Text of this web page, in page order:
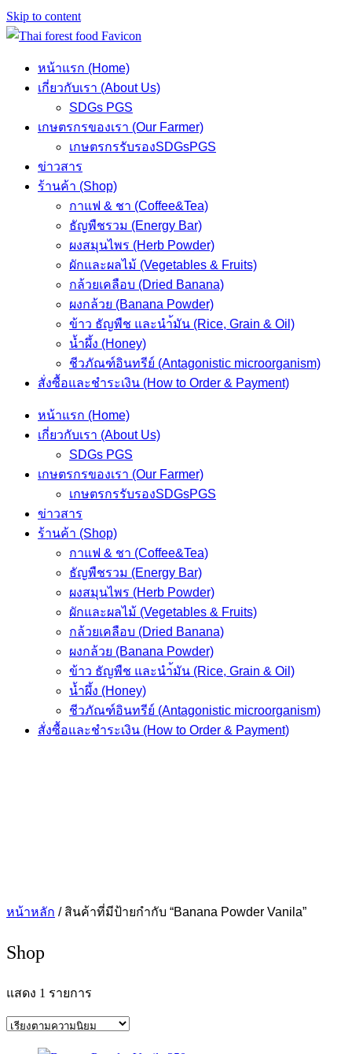
Skip to content
หน้าแรก (Home)
เกี่ยวกับเรา (About Us)
SDGs PGS
เกษตรกรของเรา (Our Farmer)
เกษตรกรรับรองSDGsPGS
ข่าวสาร
ร้านค้า (Shop)
กาแฟ & ชา (Coffee&Tea)
ธัญพืชรวม (Energy Bar)
ผงสมุนไพร (Herb Powder)
ผักและผลไม้ (Vegetables & Fruits)
กล้วยเคลือบ (Dried Banana)
ผงกล้วย (Banana Powder)
ข้าว ธัญพืช และนำ้มัน (Rice, Grain & Oil)
น้ำผึ้ง (Honey)
ชีวภัณฑ์อินทรีย์ (Antagonistic microorganism)
สั่งซื้อและชำระเงิน (How to Order & Payment)
หน้าแรก (Home)
เกี่ยวกับเรา (About Us)
SDGs PGS
เกษตรกรของเรา (Our Farmer)
เกษตรกรรับรองSDGsPGS
ข่าวสาร
ร้านค้า (Shop)
กาแฟ & ชา (Coffee&Tea)
ธัญพืชรวม (Energy Bar)
ผงสมุนไพร (Herb Powder)
ผักและผลไม้ (Vegetables & Fruits)
กล้วยเคลือบ (Dried Banana)
ผงกล้วย (Banana Powder)
ข้าว ธัญพืช และนำ้มัน (Rice, Grain & Oil)
น้ำผึ้ง (Honey)
ชีวภัณฑ์อินทรีย์ (Antagonistic microorganism)
สั่งซื้อและชำระเงิน (How to Order & Payment)
หน้าหลัก / สินค้าที่มีป้ายกำกับ “Banana Powder Vanila”
Shop
แสดง 1 รายการ